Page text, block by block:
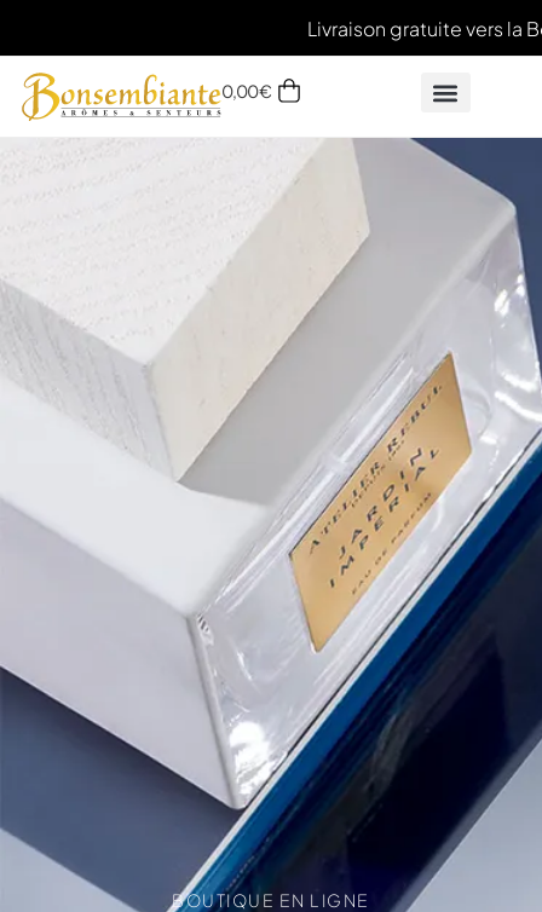
Livraison gratuite vers la
0,00€
BOUTIQUE EN LIGNE